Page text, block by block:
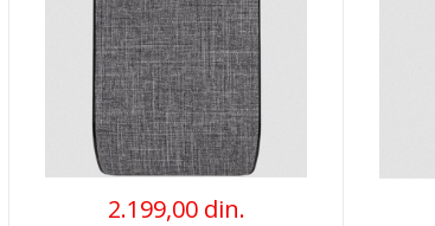
2.199,00 din.